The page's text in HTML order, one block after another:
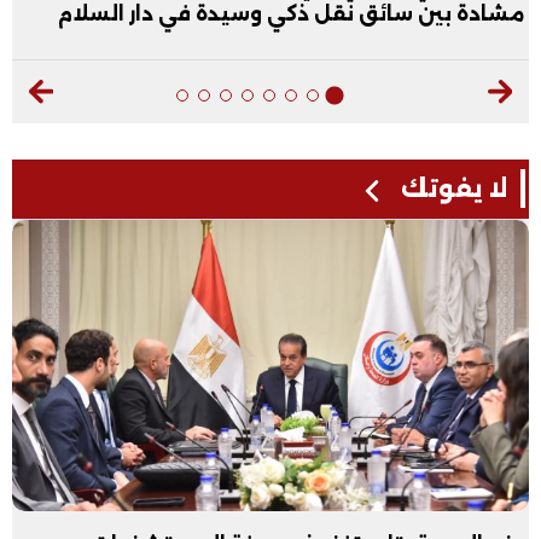
مشادة بين سائق نقل ذكي وسيدة في دار السلام
لا يفوتك